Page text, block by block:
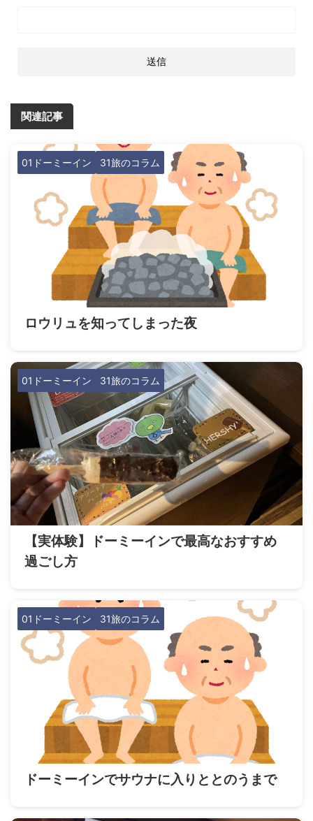
関連記事
01ドーミーイン 31旅のコラム
ロウリュを知ってしまった夜
01ドーミーイン 31旅のコラム
【実体験】ドーミーインで最高なおすすめ
過ごし方
01ドーミーイン 31旅のコラム
ドーミーインでサウナに入りととのうまで